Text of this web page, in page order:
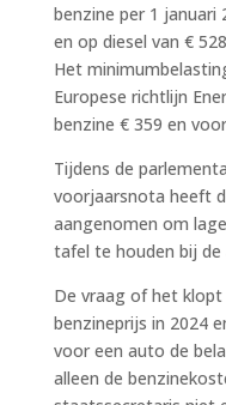
benzine per 1 januari
en op diesel van €
Het
Europese richtlijn
benzine € 359 en
Tijdens de
voorjaarsnota heeft
aangenomen om
tafel te houden bij
De vraag of het
benzineprijs in 2024
voor een auto de
alleen de